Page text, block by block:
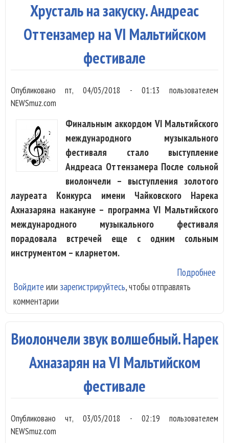
Хрусталь на закуску. Андреас
Оттензамер на VI Мальтийском
фестивале
Опубликованопт, 04/05/2018 - 01:13 пользователем
NEWSmuz.com
Финальным аккордом VI Мальтийского
международного музыкального
фестиваля стало выступление
Андреаса Оттензамера После сольной
виолончели – выступления золотого
лауреата Конкурса имени Чайковского Нарека
Ахназаряна накануне – программа VI Мальтийского
международного музыкального фестиваля
порадовала встречей еще с одним сольным
инструментом – кларнетом.
Подробнее
Войдите или зарегистрируйтесь, чтобы отправлять
комментарии
Виолончели звук волшебный. Нарек
Ахназарян на VI Мальтийском
фестивале
Опубликованочт, 03/05/2018 - 02:19 пользователем
NEWSmuz.com